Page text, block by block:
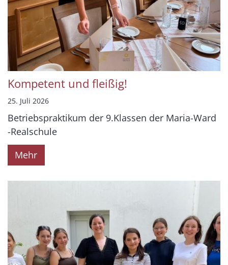
Kompetent und fleißig!
25. Juli 2026
Betriebspraktikum der 9.Klassen der Maria-Ward
-Realschule
Mehr